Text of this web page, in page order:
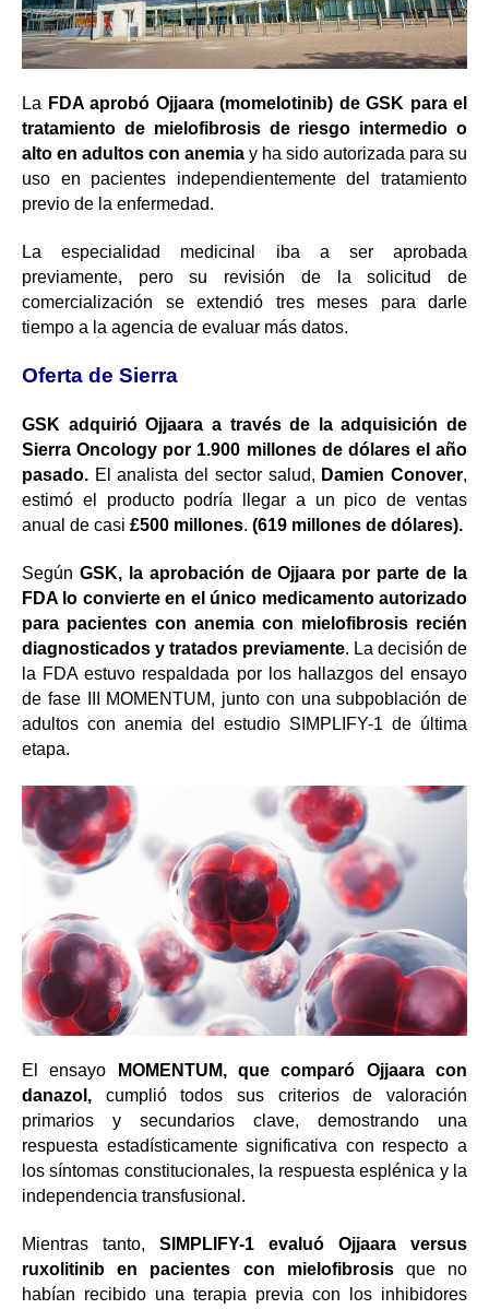
La FDA aprobó Ojjaara (momelotinib) de GSK para el
tratamiento de mielofibrosis de riesgo intermedio o
alto en adultos con anemia y ha sido autorizada para su
uso en pacientes independientemente del tratamiento
previo de la enfermedad.
La especialidad medicinal iba a ser aprobada
previamente, pero su revisión de la solicitud de
comercialización se extendió tres meses para darle
tiempo a la agencia de evaluar más datos.
Oferta de Sierra
GSK adquirió Ojjaara a través de la adquisición de
Sierra Oncology por 1.900 millones de dólares el año
pasado. El analista del sector salud, Damien Conover,
estimó el producto podría llegar a un pico de ventas
anual de casi £500 millones. (619 millones de dólares).
Según GSK, la aprobación de Ojjaara por parte de la
FDA lo convierte en el único medicamento autorizado
para pacientes con anemia con mielofibrosis recién
diagnosticados y tratados previamente. La decisión de
la FDA estuvo respaldada por los hallazgos del ensayo
de fase III MOMENTUM, junto con una subpoblación de
adultos con anemia del estudio SIMPLIFY-1 de última
etapa.
El ensayo
MOMENTUM, que comparó Ojjaara con
danazol, cumplió todos sus criterios de valoración
primarios y secundarios clave, demostrando una
respuesta estadísticamente significativa con respecto a
los síntomas constitucionales, la respuesta esplénica y la
independencia transfusional.
Mientras tanto, SIMPLIFY-1 evaluó Ojjaara versus
ruxolitinib en pacientes con mielofibrosis que no
habían recibido una terapia previa con los inhibidores